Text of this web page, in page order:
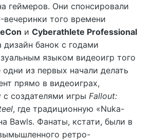
геймеров. Они спонсировали
того времени
и Cyberathlete Professional
дизайн банок с годами
языком видеоигр того
из первых начали делать
прямо в видеоиграх,
с создателями игры Fallout:
, где традиционную «Nuka-
Bawls. Фанаты, кстати, были в
ретро-